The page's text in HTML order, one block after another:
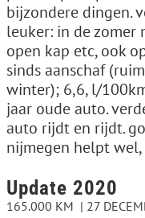
bijzondere dingen.
leuker: in de zomer
open kap etc, ook
sinds aanschaf
winter); 6,6, l/
jaar oude auto.
auto rijdt en rijdt.
nijmegen helpt wel,
Update 2020
165.000 KM 27